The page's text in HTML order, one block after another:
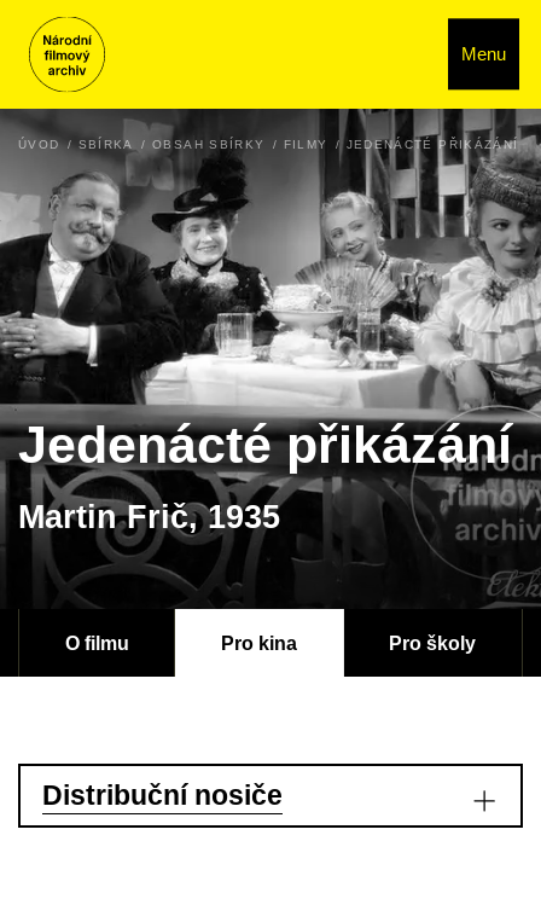
Menu
ÚVOD SBÍRKA OBSAH SBÍRKY FILMY JEDENÁCTÉ PŘIKÁZÁNÍ
Jedenácté přikázání
Martin Frič, 1935
O filmu Pro kina Pro školy
Distribuční nosiče